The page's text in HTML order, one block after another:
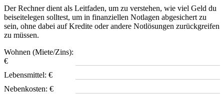
Der Rechner dient als Leitfaden, um zu verstehen, wie viel Geld du
beiseitelegen solltest, um in finanziellen Notlagen abgesichert zu
sein, ohne dabei auf Kredite oder andere Notlösungen zurückgreifen
zu müssen.
Wohnen (Miete/Zins):
€
Lebensmittel: €
Nebenkosten: €